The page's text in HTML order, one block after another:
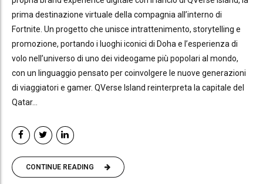
prima destinazione virtuale della compagnia all’interno di
Fortnite. Un progetto che unisce intrattenimento, storytelling e
promozione, portando i luoghi iconici di Doha e l’esperienza di
volo nell’universo di uno dei videogame più popolari al mondo,
con un linguaggio pensato per coinvolgere le nuove generazioni
di viaggiatori e gamer. QVerse Island reinterpreta la capitale del
Qatar...
CONTINUE READING